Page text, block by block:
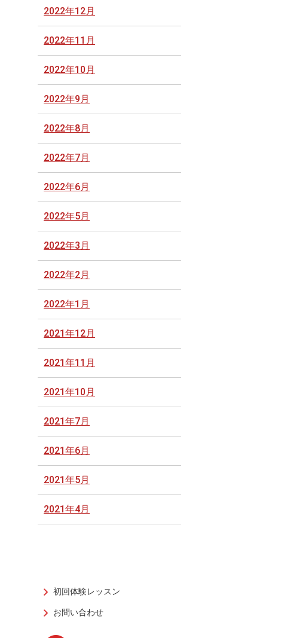
2022年12月
2022年11月
2022年10月
2022年9月
2022年8月
2022年7月
2022年6月
2022年5月
2022年3月
2022年2月
2022年1月
2021年12月
2021年11月
2021年10月
2021年7月
2021年6月
2021年5月
2021年4月
初回体験レッスン
お問い合わせ